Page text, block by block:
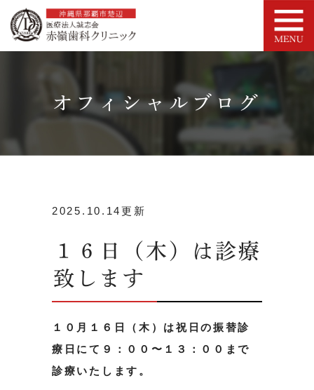
オフィシャルブログ
2025.10.14更新
１６日（木）は診療
致します
１０月１６日（木）は祝日の振替診
療日にて９：００〜１３：００まで
診療いたします。